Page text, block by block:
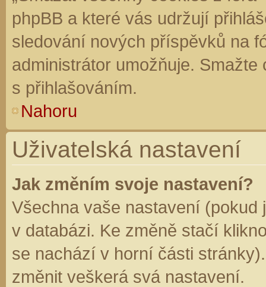
phpBB a které vás udržují
sledování nových příspěvků na
administrátor umožňuje.
s přihlašováním.
Nahoru
Uživatelská nastavení
Jak změním svoje nastavení?
Všechna vaše nastavení (pokud
v databázi. Ke změně stačí
se nachází v horní části
změnit veškerá svá nastavení.